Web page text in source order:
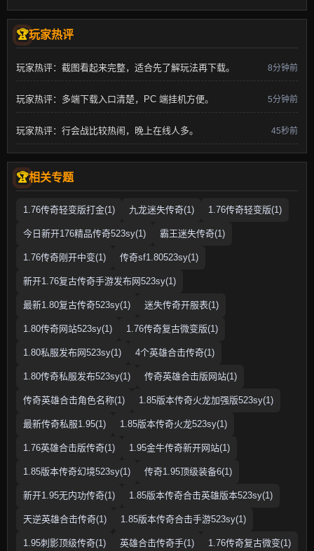
玩家热评
玩家热评：截图看起来完整，适合先了解玩法再下载。 8分钟前
玩家热评：多端下载入口清楚，PC 端挂机方便。 5分钟前
玩家热评：行会战比较热闹，晚上在线人多。 45秒前
相关专题
1.76传奇轻变版打金(1) 九龙迷失传奇(1) 1.76传奇轻变版(1)
今日新开176精品传奇523sy(1) 霸王迷失传奇(1)
1.76传奇刚开中变(1) 传奇sf1.80523sy(1)
新开1.76复古传奇手游发布网523sy(1)
最新1.80复古传奇523sy(1) 迷失传奇开服表(1)
1.80传奇网站523sy(1) 1.76传奇复古微变版(1)
1.80私服发布网523sy(1) 4个英雄合击传奇(1)
1.80传奇私服发布523sy(1) 传奇英雄合击版网站(1)
传奇英雄合击角色名称(1) 1.85版本传奇火龙加强版523sy(1)
最新传奇私服1.95(1) 1.85版本传奇火龙523sy(1)
1.76英雄合击版传奇(1) 1.95金牛传奇新开网站(1)
1.85版本传奇幻境523sy(1) 传奇1.95顶级装备6(1)
新开1.95无内功传奇(1) 1.85版本传奇合击英雄版本523sy(1)
天逆英雄合击传奇(1) 1.85版本传奇合击手游523sy(1)
1.95刺影顶级传奇(1) 英雄合击传奇手(1) 1.76传奇复古微变(1)